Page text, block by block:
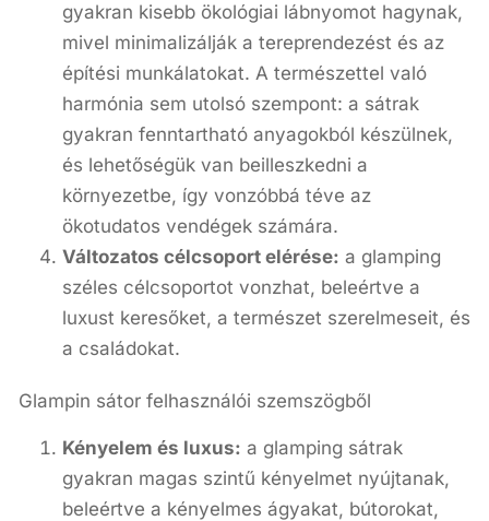
gyakran kisebb ökológiai lábnyomot hagynak,
mivel minimalizálják a tereprendezést és az
építési munkálatokat. A természettel való
harmónia sem utolsó szempont: a sátrak
gyakran fenntartható anyagokból készülnek,
és lehetőségük van beilleszkedni a
környezetbe, így vonzóbbá téve az
ökotudatos vendégek számára.
Változatos célcsoport elérése: a glamping
széles célcsoportot vonzhat, beleértve a
luxust keresőket, a természet szerelmeseit, és
a családokat.
Glampin sátor felhasználói szemszögből
Kényelem és luxus: a glamping sátrak
gyakran magas szintű kényelmet nyújtanak,
beleértve a kényelmes ágyakat, bútorokat,